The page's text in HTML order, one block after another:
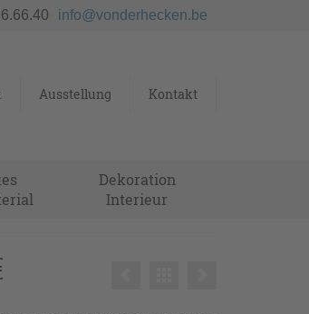
info@vonderhecken.be
Ausstellung Kontakt
Dekoration
Interieur